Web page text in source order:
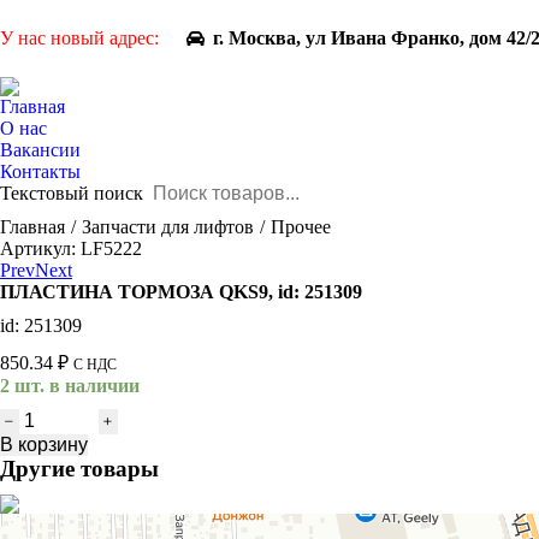
У нас новый адрес: г. Москва, ул Ивана Франко, дом 42/2
Главная
О нас
Вакансии
Контакты
Текстовый поиск
You are here:
Главная Запчасти для лифтов
Прочее
Артикул: LF5222
PrevNext
ПЛАСТИНА ТОРМОЗА QKS9, id: 251309
id: 251309
850.34 ₽ С НДС
2 шт. в наличии
Количество
товара
ПЛАСТИНА
ТОРМОЗА
QKS9,
id:
В корзину
Другие товары